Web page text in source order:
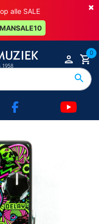
×
alle SALE
0